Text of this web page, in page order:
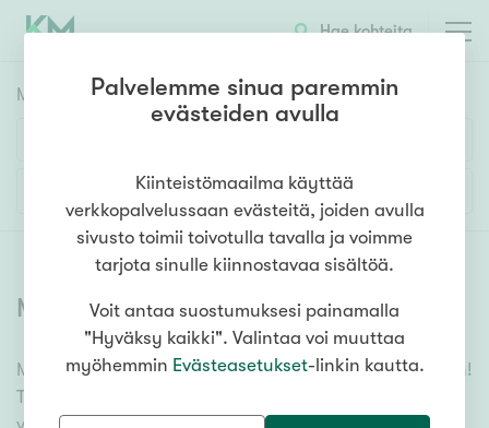
Hae kohteita
Myyntikohteet
1h 2h 3h 4h 5h+
Asuntotyyppi
Kerros-/luhtitalo
Rivitalo/paritalo
Omakoti-/erillistalo
Lisää hakuehtoja
Myytävät asunnot (6379)
Meiltä löydät myytävät asunnot, oli tarpeesi mikä vain!
Tuhansien kohteiden ja satojen kiinteistönvälittäjien
Palvelemme sinua paremmin
evästeiden avulla
Kiinteistömaailma käyttää
verkkopalvelussaan evästeitä, joiden avulla
sivusto toimii toivotulla tavalla ja voimme
tarjota sinulle kiinnostavaa sisältöä.
Voit antaa suostumuksesi painamalla
"Hyväksy kaikki". Valintaa voi muuttaa
myöhemmin Evästeasetukset-linkin kautta.